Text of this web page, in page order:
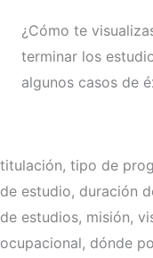
¿Cómo te
terminar los
algunos casos de
titulación, tipo de
de estudio, duración
de estudios, misión,
ocupacional, dónde